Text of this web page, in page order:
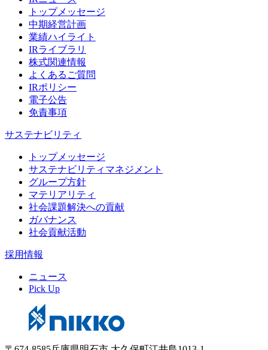
トップメッセージ
中期経営計画
業績ハイライト
IRライブラリ
株式関連情報
よくあるご質問
IRポリシー
電子公告
免責事項
サステナビリティ
トップメッセージ
サステナビリティマネジメント
グループ方針
マテリアリティ
社会課題解決への貢献
ガバナンス
社会貢献活動
採用情報
ニュース
Pick Up